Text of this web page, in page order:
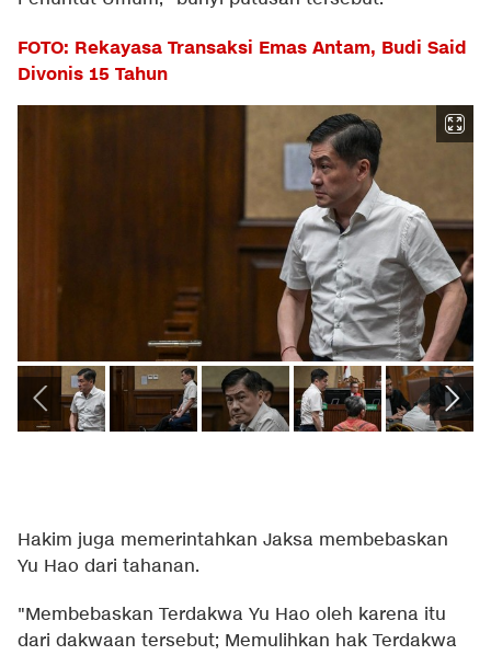
FOTO: Rekayasa Transaksi Emas Antam, Budi Said
Divonis 15 Tahun
Hakim juga memerintahkan Jaksa membebaskan
Yu Hao dari tahanan.
"Membebaskan Terdakwa Yu Hao oleh karena itu
dari dakwaan tersebut; Memulihkan hak Terdakwa